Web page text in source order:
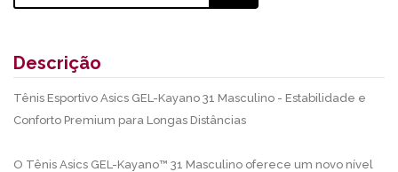
Descrição
Tênis Esportivo Asics GEL-Kayano 31 Masculino - Estabilidade e
Conforto Premium para Longas Distâncias
O Tênis Asics GEL-Kayano™ 31 Masculino oferece um novo nível